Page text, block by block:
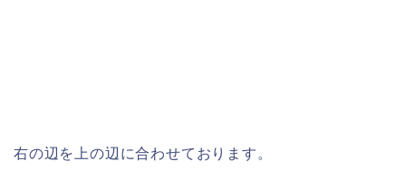
右の辺を上の辺に合わせております。